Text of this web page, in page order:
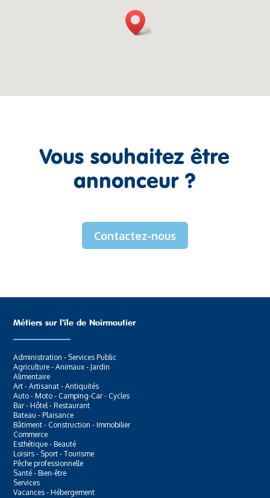
Vous souhaitez être
annonceur ?
Contactez-nous
Métiers sur l’ïle de Noirmoutier
Administration - Services Public
Agriculture - Animaux - Jardin
Alimentaire
Art - Artisanat - Antiquités
Auto - Moto - Camping-Car - Cycles
Bar - Hôtel - Restaurant
Bateau - Plaisance
Bâtiment - Construction - Immobilier
Commerce
Esthétique - Beauté
Loisirs - Sport - Tourisme
Pêche professionnelle
Santé - Bien-être
Services
Vacances - Hébergement